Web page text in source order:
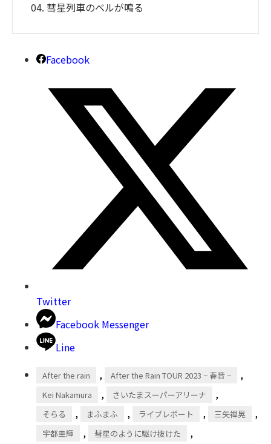
04. 彗星列車のベルが鳴る
Facebook
Twitter
Facebook Messenger
Line
After the rain , After the Rain TOUR 2023 − 春音 − ,
Kei Nakamura , さいたまスーパーアリーナ ,
そらる , まふまふ , ライブレポート , 三矢禅晃 ,
宇都圭輝 , 彗星のように駆け抜けた ,